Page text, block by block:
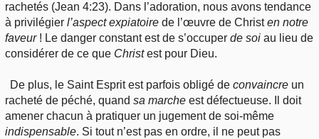
rachetés (Jean 4:23). Dans l’adoration, nous avons tendance
à privilégier l’aspectexpiatoire de l’œuvre de Christen notre
faveur! Le danger constant est de s’occuper de soi au lieu de
considérer de ce que Christest pour Dieu.
De plus, le Saint Esprit est parfois obligé deconvaincre un
racheté de péché, quand sa marche est défectueuse. Il doit
amener chacun à pratiquer un jugement de soi-même
indispensable. Si tout n’est pas en ordre, il ne peut pas